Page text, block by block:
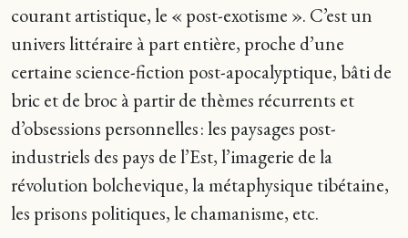
courant artistique, le « post-exotisme ». C’est un
univers littéraire à part entière, proche d’une
certaine science-fiction post-apocalyptique, bâti de
bric et de broc à partir de thèmes récurrents et
d’obsessions personnelles : les paysages post-
industriels des pays de l’Est, l’imagerie de la
révolution bolchevique, la métaphysique tibétaine,
les prisons politiques, le chamanisme, etc.